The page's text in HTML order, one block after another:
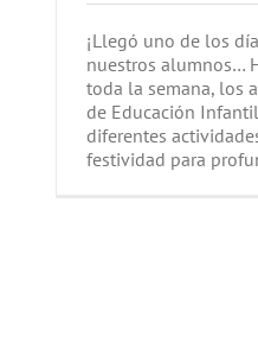
¡Llegó uno de los
nuestros alumnos…
toda la semana, los
de Educación
diferentes
festividad para